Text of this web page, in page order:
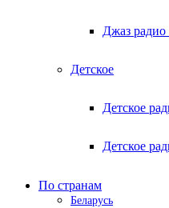
Джаз
Детское
Детское
Детское
По странам
Беларусь